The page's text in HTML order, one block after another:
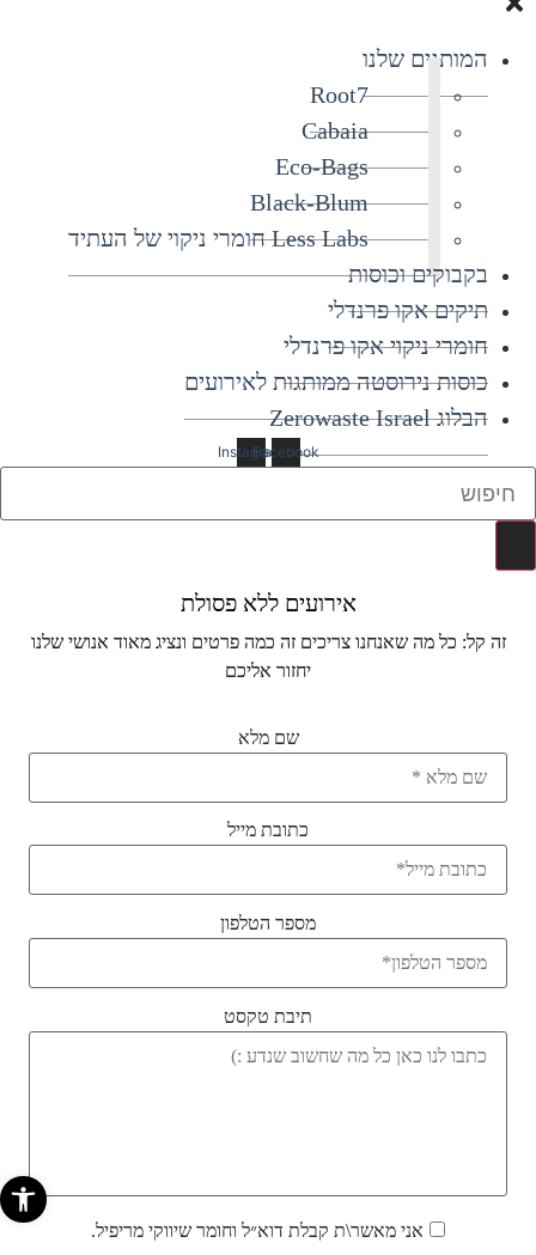
המותגים שלנו
Root7
Cabaia
Eco-Bags
Black-Blum
Less Labs חומרי ניקוי של העתיד
בקבוקים וכוסות
תיקים אקו פרנדלי
חומרי ניקוי אקו פרנדלי
כוסות נירוסטה ממותגות לאירועים
הבלוג Zerowaste Israel
Facebook
Instagram
Search
אירועים ללא פסולת
זה קל: כל מה שאנחנו צריכים זה כמה פרטים ונציג מאוד אנושי שלנו
יחזור אליכם
שם מלא
כתובת מייל
מספר הטלפון
תיבת טקסט
אני מאשר\ת קבלת דוא״ל וחומר שיווקי מריפיל.
פתח